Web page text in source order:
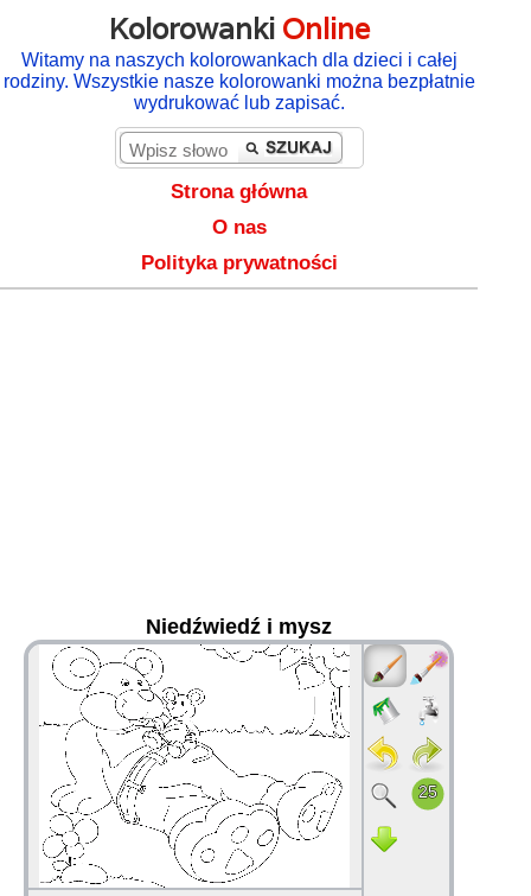
Kolorowanki Online
Witamy na naszych kolorowankach dla dzieci i całej
rodziny. Wszystkie nasze kolorowanki można bezpłatnie
wydrukować lub zapisać.
Strona główna
O nas
Polityka prywatności
Niedźwiedź i mysz